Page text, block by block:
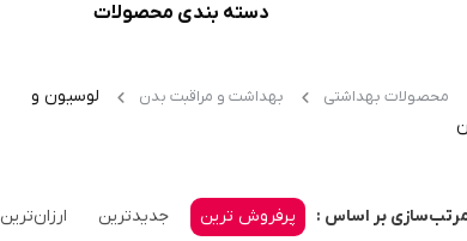
دسته بندی محصولات
محصولات بهداشتی بهداشت و مراقبت بدن
لوسیون و
بر اساس : پرفروش ترین جدیدترین ارزان‌ترین